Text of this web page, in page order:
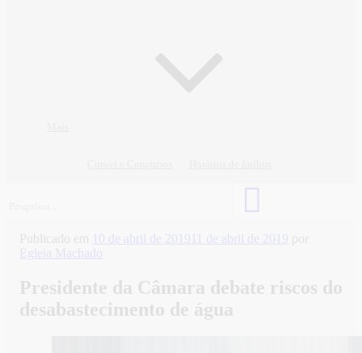
Publicado em 10 de abril de 2019 11 de abril de 2019 por
Egleia Machado
Presidente da Câmara debate riscos do
desabastecimento de água